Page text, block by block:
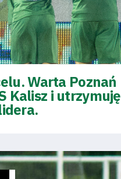
Warta Poznań
Kalisz i utrzymuję